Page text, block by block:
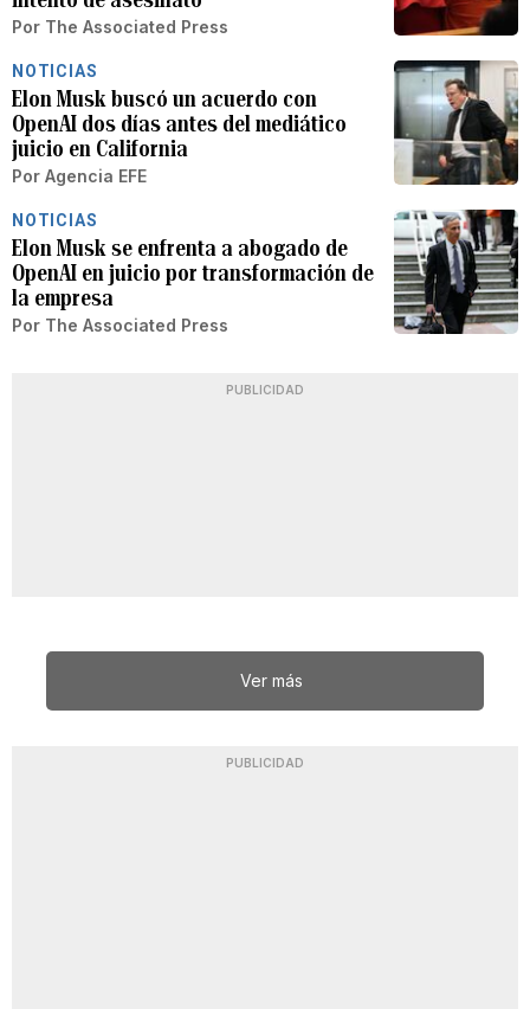
Por The Associated Press
NOTICIAS
Elon Musk buscó un acuerdo con
OpenAI dos días antes del mediático
juicio en California
Por Agencia EFE
NOTICIAS
Elon Musk se enfrenta a abogado de
OpenAI en juicio por transformación de
la empresa
Por The Associated Press
PUBLICIDAD
Ver más
PUBLICIDAD